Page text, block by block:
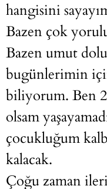
hangisini
Bazen çok
Bazen umut
bugünlerimin
biliyorum. Ben
olsam
çocukluğum
kalacak.
Çoğu zaman